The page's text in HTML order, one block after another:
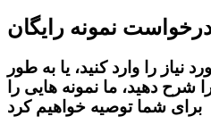
نمونه رایگان
را وارد کنید، یا به طور
شرح دهید، ما نمونه هایی را
برای شما توصیه خواهیم کرد